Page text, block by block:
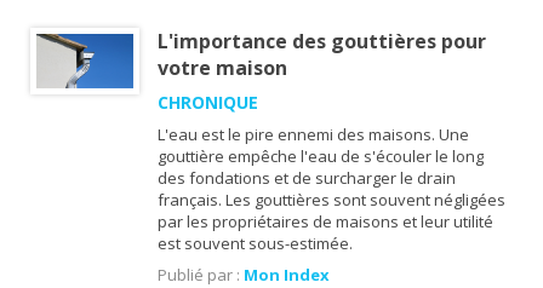
L'importance des gouttières pour
votre maison
CHRONIQUE
L'eau est le pire ennemi des maisons. Une
gouttière empêche l'eau de s'écouler le long
des fondations et de surcharger le drain
français. Les gouttières sont souvent négligées
par les propriétaires de maisons et leur utilité
est souvent sous-estimée.
Publié par : Mon Index